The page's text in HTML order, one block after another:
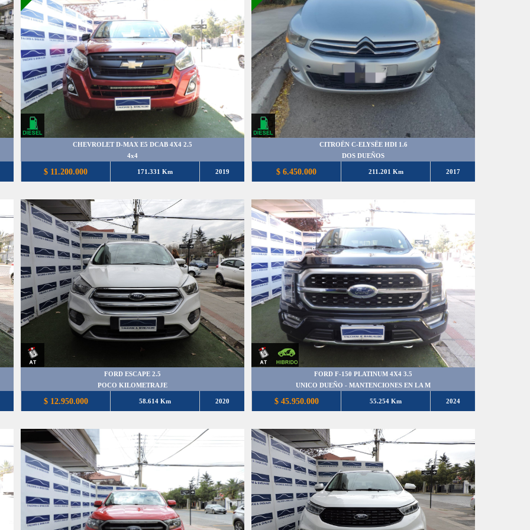
CHEVROLET D-MAX E5 DCAB 4X4 2.5
4x4
$ 11.200.000 171.331 Km 2019
CITROËN C-ELYSËE HDI 1.6
DOS DUEÑOS
$ 6.450.000 211.201 Km 2017
FORD ESCAPE 2.5
POCO KILOMETRAJE
$ 12.950.000 58.614 Km 2020
FORD F-150 PLATINUM 4X4 3.5
UNICO DUEÑO - MANTENCIONES EN LA M
$ 45.950.000 55.254 Km 2024